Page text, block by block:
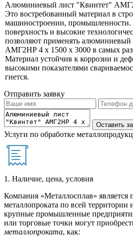
Алюминиевый лист "Квинтет"
Это востребованный материал в
машиностроении, промышленности.
поверхность и высокие
позволяют применять алюминиевый
АМГ2НР 4 х 1500 х 3000 в самых
Материал устойчив к коррозии и
высокими показателями
гнется.
Отправить заявку
Услуги по обработке
1. Наличие, цена, условия
Компания «Металлосплав» является
металлопроката по всей территории
крупные промышленные
или торговые точки могут
металлопроката, как: